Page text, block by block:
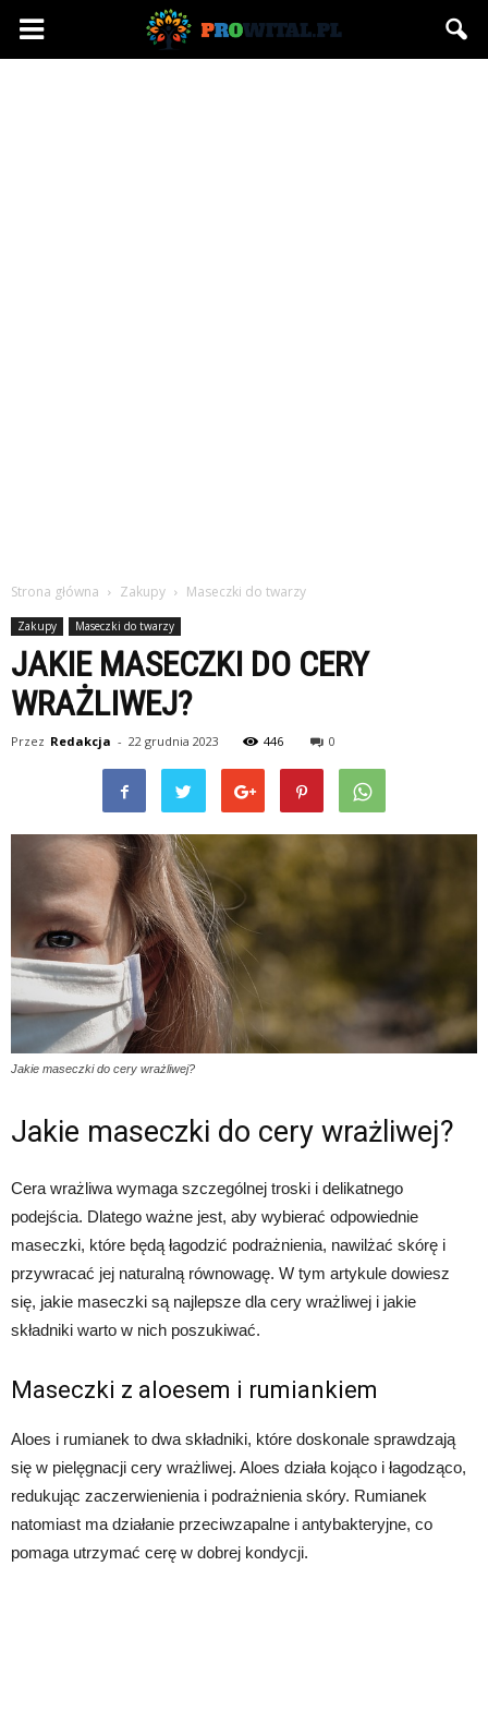
Prowital.pl
Strona główna Zakupy Maseczki do twarzy
Zakupy Maseczki do twarzy
JAKIE MASECZKI DO CERY
WRAŻLIWEJ?
Przez Redakcja - 22 grudnia 2023 446 0
Jakie maseczki do cery wrażliwej?
Jakie maseczki do cery wrażliwej?
Cera wrażliwa wymaga szczególnej troski i delikatnego
podejścia. Dlatego ważne jest, aby wybierać odpowiednie
maseczki, które będą łagodzić podrażnienia, nawilżać skórę i
przywracać jej naturalną równowagę. W tym artykule dowiesz
się, jakie maseczki są najlepsze dla cery wrażliwej i jakie
składniki warto w nich poszukiwać.
Maseczki z aloesem i rumiankiem
Aloes i rumianek to dwa składniki, które doskonale sprawdzają
się w pielęgnacji cery wrażliwej. Aloes działa kojąco i łagodząco,
redukując zaczerwienienia i podrażnienia skóry. Rumianek
natomiast ma działanie przeciwzapalne i antybakteryjne, co
pomaga utrzymać cerę w dobrej kondycji.